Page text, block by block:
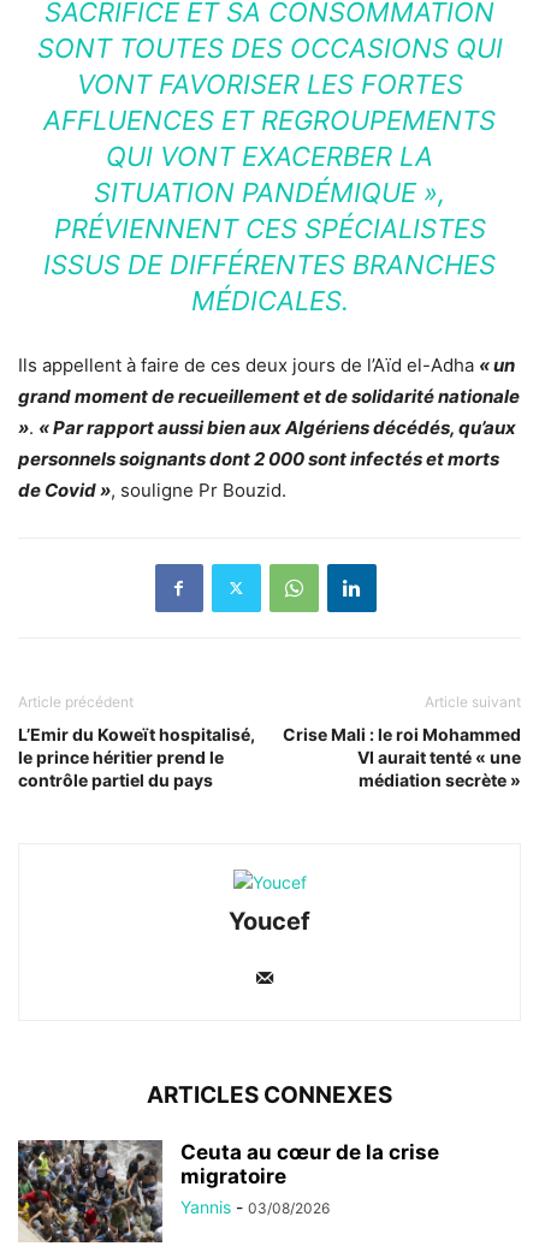
SACRIFICE ET SA CONSOMMATION
SONT TOUTES DES OCCASIONS QUI
VONT FAVORISER LES FORTES
AFFLUENCES ET REGROUPEMENTS
QUI VONT EXACERBER LA
SITUATION PANDÉMIQUE »,
PRÉVIENNENT CES SPÉCIALISTES
ISSUS DE DIFFÉRENTES BRANCHES
MÉDICALES.
Ils appellent à faire de ces deux jours de l’Aïd el-Adha « un
grand moment de recueillement et de solidarité nationale
». « Par rapport aussi bien aux Algériens décédés, qu’aux
personnels soignants dont 2 000 sont infectés et morts
de Covid », souligne Pr Bouzid.
Article précédent
L’Emir du Koweït hospitalisé,
le prince héritier prend le
contrôle partiel du pays
Article suivant
Crise Mali : le roi Mohammed
VI aurait tenté « une
médiation secrète »
Youcef
ARTICLES CONNEXES
Ceuta au cœur de la crise
migratoire
Yannis - 03/08/2026